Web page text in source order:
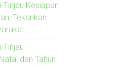
Kesiapan
Tekankan
dan Tahun